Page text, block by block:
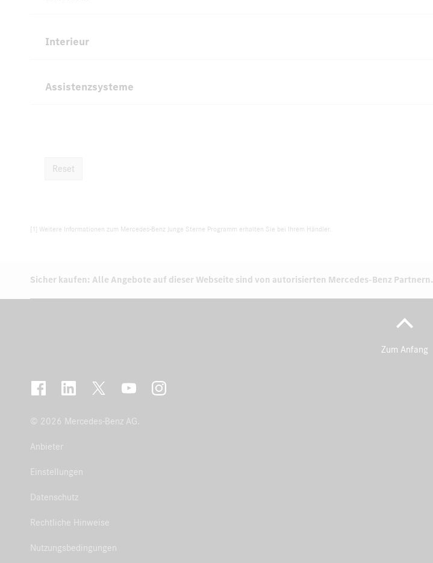
Interieur
Assistenzsysteme
Reset
[1] Weitere Informationen zum Mercedes-Benz Junge Sterne Programm erhalten Sie bei Ihrem Händler.
Sicher kaufen: Alle Angebote auf dieser Webseite sind von autorisierten Mercedes-Benz Partnern.
Zum Anfang
© 2026 Mercedes-Benz AG.
Anbieter
Einstellungen
Datenschutz
Rechtliche Hinweise
Nutzungsbedingungen